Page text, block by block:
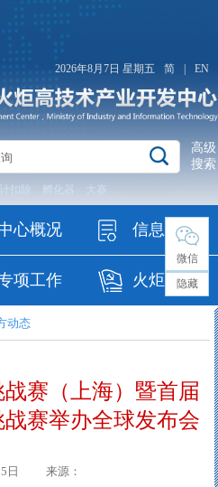
简 EN
2026年8月7日 星期五
高级
搜索
计扣除 孵化器 大赛
心概况 信息公开
项工作 火炬党委
动态
赛（上海）暨首届
赛举办全球发布会
日 来源：
微信
隐藏